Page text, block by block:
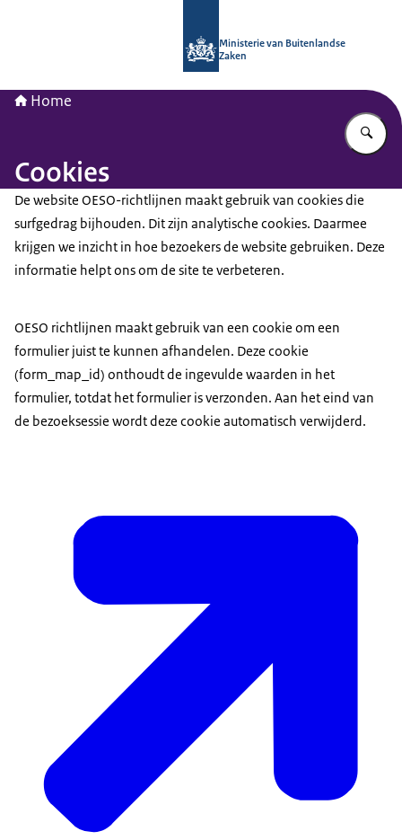
Ministerie van Buitenlandse
Zaken
Home
Cookies
De website OESO-richtlijnen maakt gebruik van cookies die
surfgedrag bijhouden. Dit zijn analytische cookies. Daarmee
krijgen we inzicht in hoe bezoekers de website gebruiken. Deze
informatie helpt ons om de site te verbeteren.
OESO richtlijnen maakt gebruik van een cookie om een
formulier juist te kunnen afhandelen. Deze cookie
(form_map_id) onthoudt de ingevulde waarden in het
formulier, totdat het formulier is verzonden. Aan het eind van
de bezoeksessie wordt deze cookie automatisch verwijderd.